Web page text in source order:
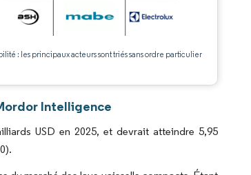
: les principaux acteurs sont triés sans ordre particulier
Intelligence
USD en 2025, et devrait atteindre 5,95